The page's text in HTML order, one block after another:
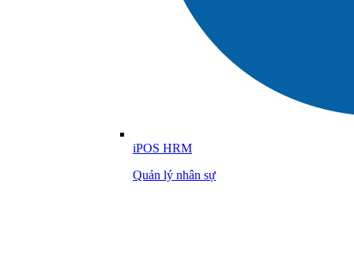
iPOS HRM
Quản lý nhân sự